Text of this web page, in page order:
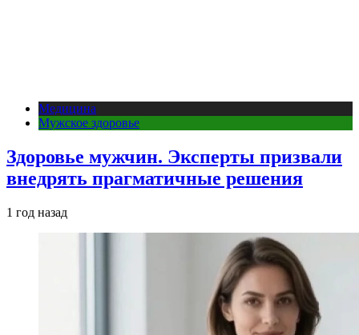
Медицина
Мужское здоровье
Здоровье мужчин. Эксперты призвали
внедрять прагматичные решения
1 год назад